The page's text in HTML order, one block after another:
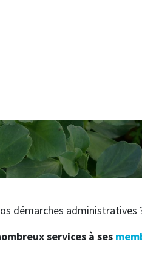
démarches
services à ses